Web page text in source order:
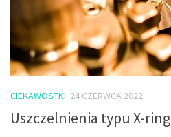
CIEKAWOSTKI 24 CZERWCA 2022
Uszczelnienia typu X-ring